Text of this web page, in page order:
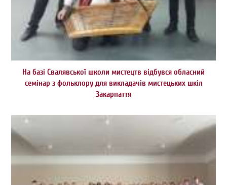
На базі Свалявської школи мистецтв відбувся обласний
семінар з фольклору для викладачів мистецьких шкіл
Закарпаття